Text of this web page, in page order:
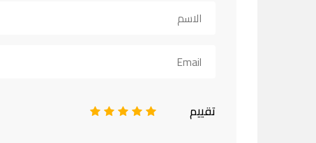
تقييم 5
4
3
2